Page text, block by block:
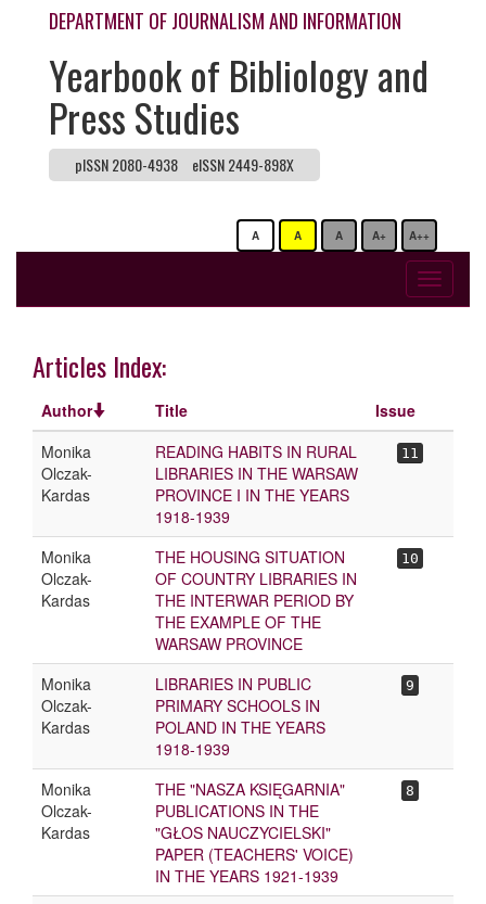
DEPARTMENT OF JOURNALISM AND INFORMATION
Yearbook of Bibliology and
Press Studies
pISSN 2080-4938 eISSN 2449-898X
A A A A+ A++
Toggle
Articles Index:
Author Title
Issue
Monika
Olczak-
Kardas
READING HABITS IN RURAL
LIBRARIES IN THE WARSAW
PROVINCE I IN THE YEARS
1918-1939
11
Monika
Olczak-
Kardas
THE HOUSING SITUATION
OF COUNTRY LIBRARIES IN
THE INTERWAR PERIOD BY
THE EXAMPLE OF THE
WARSAW PROVINCE
10
Monika
Olczak-
Kardas
LIBRARIES IN PUBLIC
PRIMARY SCHOOLS IN
POLAND IN THE YEARS
1918-1939
9
Monika
Olczak-
Kardas
THE "NASZA KSIĘGARNIA"
PUBLICATIONS IN THE
"GŁOS NAUCZYCIELSKI"
PAPER (TEACHERS' VOICE)
IN THE YEARS 1921-1939
8